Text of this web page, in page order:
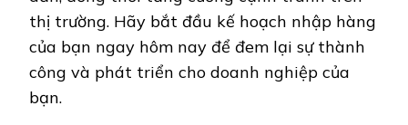
thị trường. Hãy bắt đầu kế hoạch nhập hàng
của bạn ngay hôm nay để đem lại sự thành
công và phát triển cho doanh nghiệp của
bạn.